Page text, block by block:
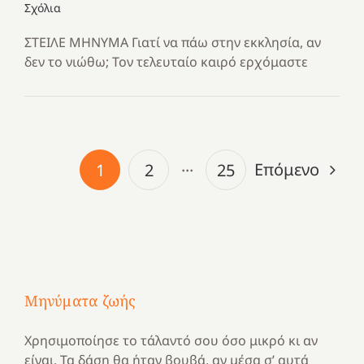
Σχόλια
ΣΤΕΙΛΕ ΜΗΝΥΜΑ Γιατί να πάω στην εκκλησία, αν
δεν το νιώθω; Τον τελευταίο καιρό ερχόμαστε
1 2 ··· 25 Επόμενο
Μηνύματα ζωής
Χρησιμοποίησε το τάλαντό σου όσο μικρό κι αν
είναι. Τα δάση θα ήταν βουβά, αν μέσα σ’ αυτά